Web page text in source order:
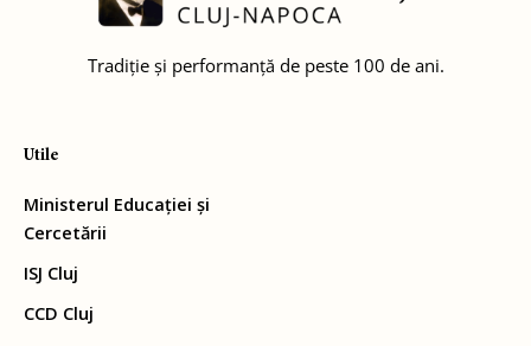
Tradiție și performanță de peste 100 de ani.
Utile
Ministerul Educației și
Cercetării
ISJ Cluj
CCD Cluj